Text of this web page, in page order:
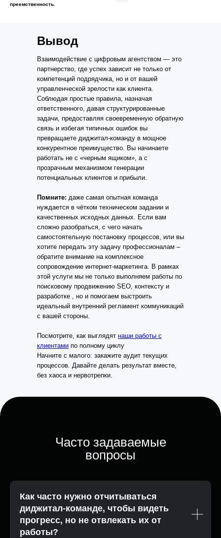
преемственность.
Вывод
Взаимодействие с цифровым агентством — это
партнерство, где успех зависит не только от
компетенций подрядчика, но и от вашей
управленческой зрелости как клиента.
Соблюдая простые правила, назначая
ответственного, давая структурированные
задачи, предоставляя своевременную обратную
связь и избегая типичных ошибок вы
превращаете диджитал-команду в мощное
конкурентное преимущество. Вы начинаете
работать не с «черным ящиком», а с
прозрачным механизмом генерации
потенциальных клиентов и прибыли.
Помните: даже самая опытная команда
нуждается в чётком техническом задании и
качественных исходных данных. Если вам
сложно разобраться, с чего начать
самостоятельную постановку процессов, или вы
хотите передать эту задачу профессионалам –
обратите внимание на комплексное
сопровождение интернет-маркетинга. В рамках
этой услуги мы не только выполняем работы по
поисковому продвижению SEO, контексту и
разработке , но и помогаем выстроить
идеальный внутренний регламент коммуникаций
с вашей стороны.
Посмотрите, как выглядят наши работы с
клиентами по полному циклу
Начните с малого: закажите аудит текущих
процессов. Давайте делать результат вместе,
без хаоса и нервотрепки.
Часто задаваемые
вопросы
Как часто нужно отчитываться
диджитал-команде, чтобы видеть
прогресс, но не отвлекать их от
работы?